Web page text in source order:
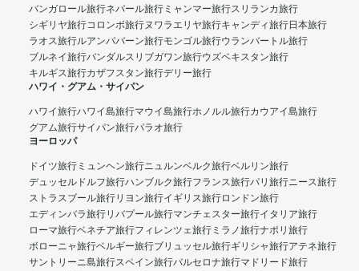
バンガロール旅行ネパール旅行 ミャンマー旅行スリランカ旅行
シギリヤ旅行コロンボ旅行ヌワラエリヤ旅行キャンディ旅行日本旅行
ラオス旅行ルアンパバーン旅行モンゴル旅行ウランバートル旅行
ブルネイ旅行バンダルスリブガワン旅行ウズベキスタン旅行
キルギス旅行カザフスタン旅行デリー旅行
ハワイ・グアム・サイパン
ハワイ旅行ハワイ島旅行マウイ島旅行ホノルル旅行カウアイ島旅行
グアム旅行サイパン旅行パラオ旅行
ヨーロッパ
ドイツ旅行 ミュンヘン旅行ニュルンベルク旅行ベルリン旅行
デュッセルドルフ旅行ハンブルク旅行フランス旅行パリ旅行ニース旅行
ストラスブール旅行リヨン旅行イギリス旅行ロンドン旅行
エディンバラ旅行リバプール旅行マンチェスター旅行イタリア旅行
ローマ旅行ベネチア旅行フィレンツェ旅行 ミラノ旅行ナポリ旅行
ボローニャ旅行ベルギー旅行ブリュッセル旅行ギリシャ旅行アテネ旅行
サントリーニ島旅行スペイン旅行バルセロナ旅行マドリード旅行